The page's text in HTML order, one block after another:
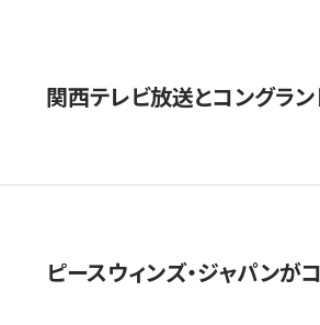
関西テレビ放送とコングラ
ピースウィンズ・ジャパン